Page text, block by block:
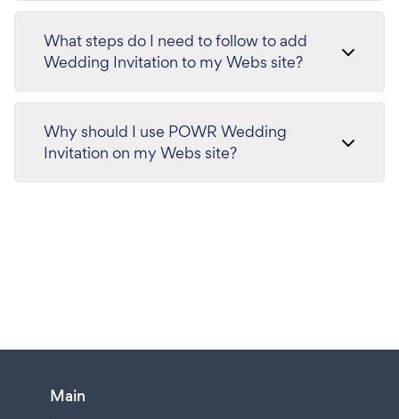
What steps do I need to follow to add
Wedding Invitation to my Webs site?
Why should I use POWR Wedding
Invitation on my Webs site?
Main